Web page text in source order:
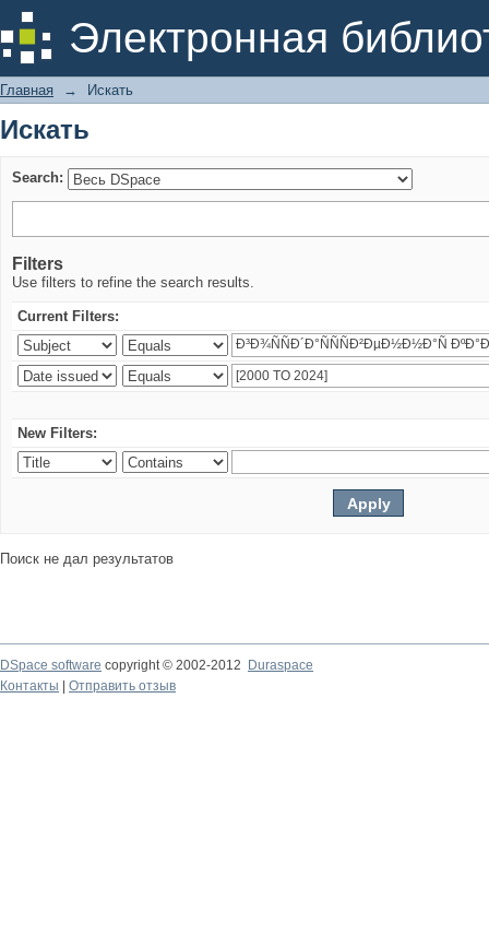
Электронная
Искать
Главная → Искать
Искать
Search:
Filters
Use filters to refine the search results.
Current Filters:
New Filters:
Поиск не дал результатов
DSpace software copyright © 2002-2012
Duraspace
Контакты
Отправить отзыв